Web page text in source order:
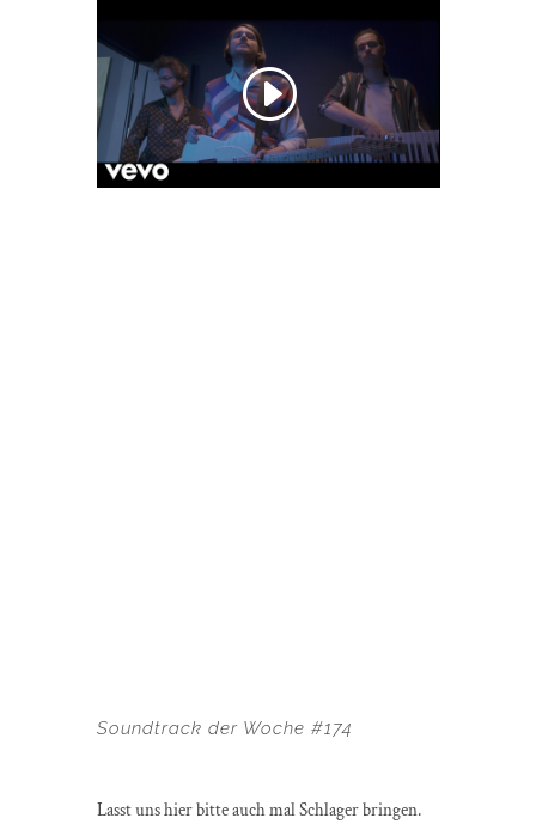
Soundtrack der Woche #174
Lasst uns hier bitte auch mal Schlager bringen.